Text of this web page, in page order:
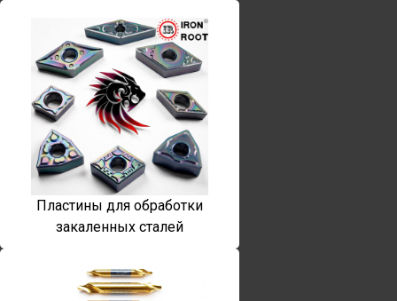
Пластины для обработки
закаленных сталей